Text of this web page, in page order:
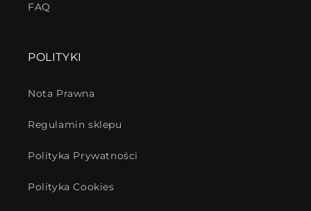
FAQ
POLITYKI
Nota Prawna
Regulamin sklepu
Polityka Prywatności
Polityka Cookies